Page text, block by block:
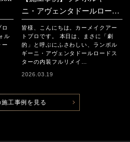
ル
ー
ニ・アヴェンタドールロード
スター 「内装フルリメイ
ク」
皆様、こんにちは。カーメイクアー
トプロです。 本日は、まさに「劇
的」と呼ぶにふさわしい、ランボル
ギーニ・アヴェンタドールロードス
ターの内装フルリメイ…
2026.03.19
施工事例を見る